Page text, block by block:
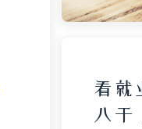
看就
八千